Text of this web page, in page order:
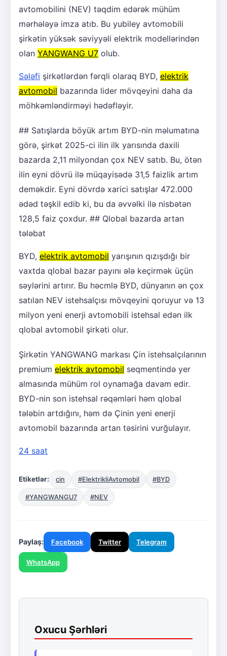
avtomobilini (NEV) təqdim edərək mühüm
mərhələyə imza atıb. Bu yubiley avtomobili
şirkətin yüksək səviyyəli elektrik modellərindən
olan YANGWANG U7 olub.
Sələfi şirkətlərdən fərqli olaraq BYD, elektrik
avtomobil bazarında lider mövqeyini daha da
möhkəmləndirməyi hədəfləyir.
## Satışlarda böyük artım BYD-nin məlumatına
görə, şirkət 2025-ci ilin ilk yarısında daxili
bazarda 2,11 milyondan çox NEV satıb. Bu, ötən
ilin eyni dövrü ilə müqayisədə 31,5 faizlik artım
deməkdir. Eyni dövrdə xarici satışlar 472.000
ədəd təşkil edib ki, bu da əvvəlki ilə nisbətən
128,5 faiz çoxdur. ## Qlobal bazarda artan
tələbat
BYD, elektrik avtomobil yarışının qızışdığı bir
vaxtda qlobal bazar payını ələ keçirmək üçün
səylərini artırır. Bu həcmlə BYD, dünyanın ən çox
satılan NEV istehsalçısı mövqeyini qoruyur və 13
milyon yeni enerji avtomobili istehsal edən ilk
qlobal avtomobil şirkəti olur.
Şirkətin YANGWANG markası Çin istehsalçılarının
premium elektrik avtomobil seqmentində yer
almasında mühüm rol oynamağa davam edir.
BYD-nin son istehsal rəqəmləri həm qlobal
tələbin artdığını, həm də Çinin yeni enerji
avtomobil bazarında artan təsirini vurğulayır.
24 saat
Etiketlər: cin #ElektrikliAvtomobil #BYD
#YANGWANGU7 #NEV
Paylaş: Facebook Twitter Telegram
WhatsApp
Oxucu Şərhləri